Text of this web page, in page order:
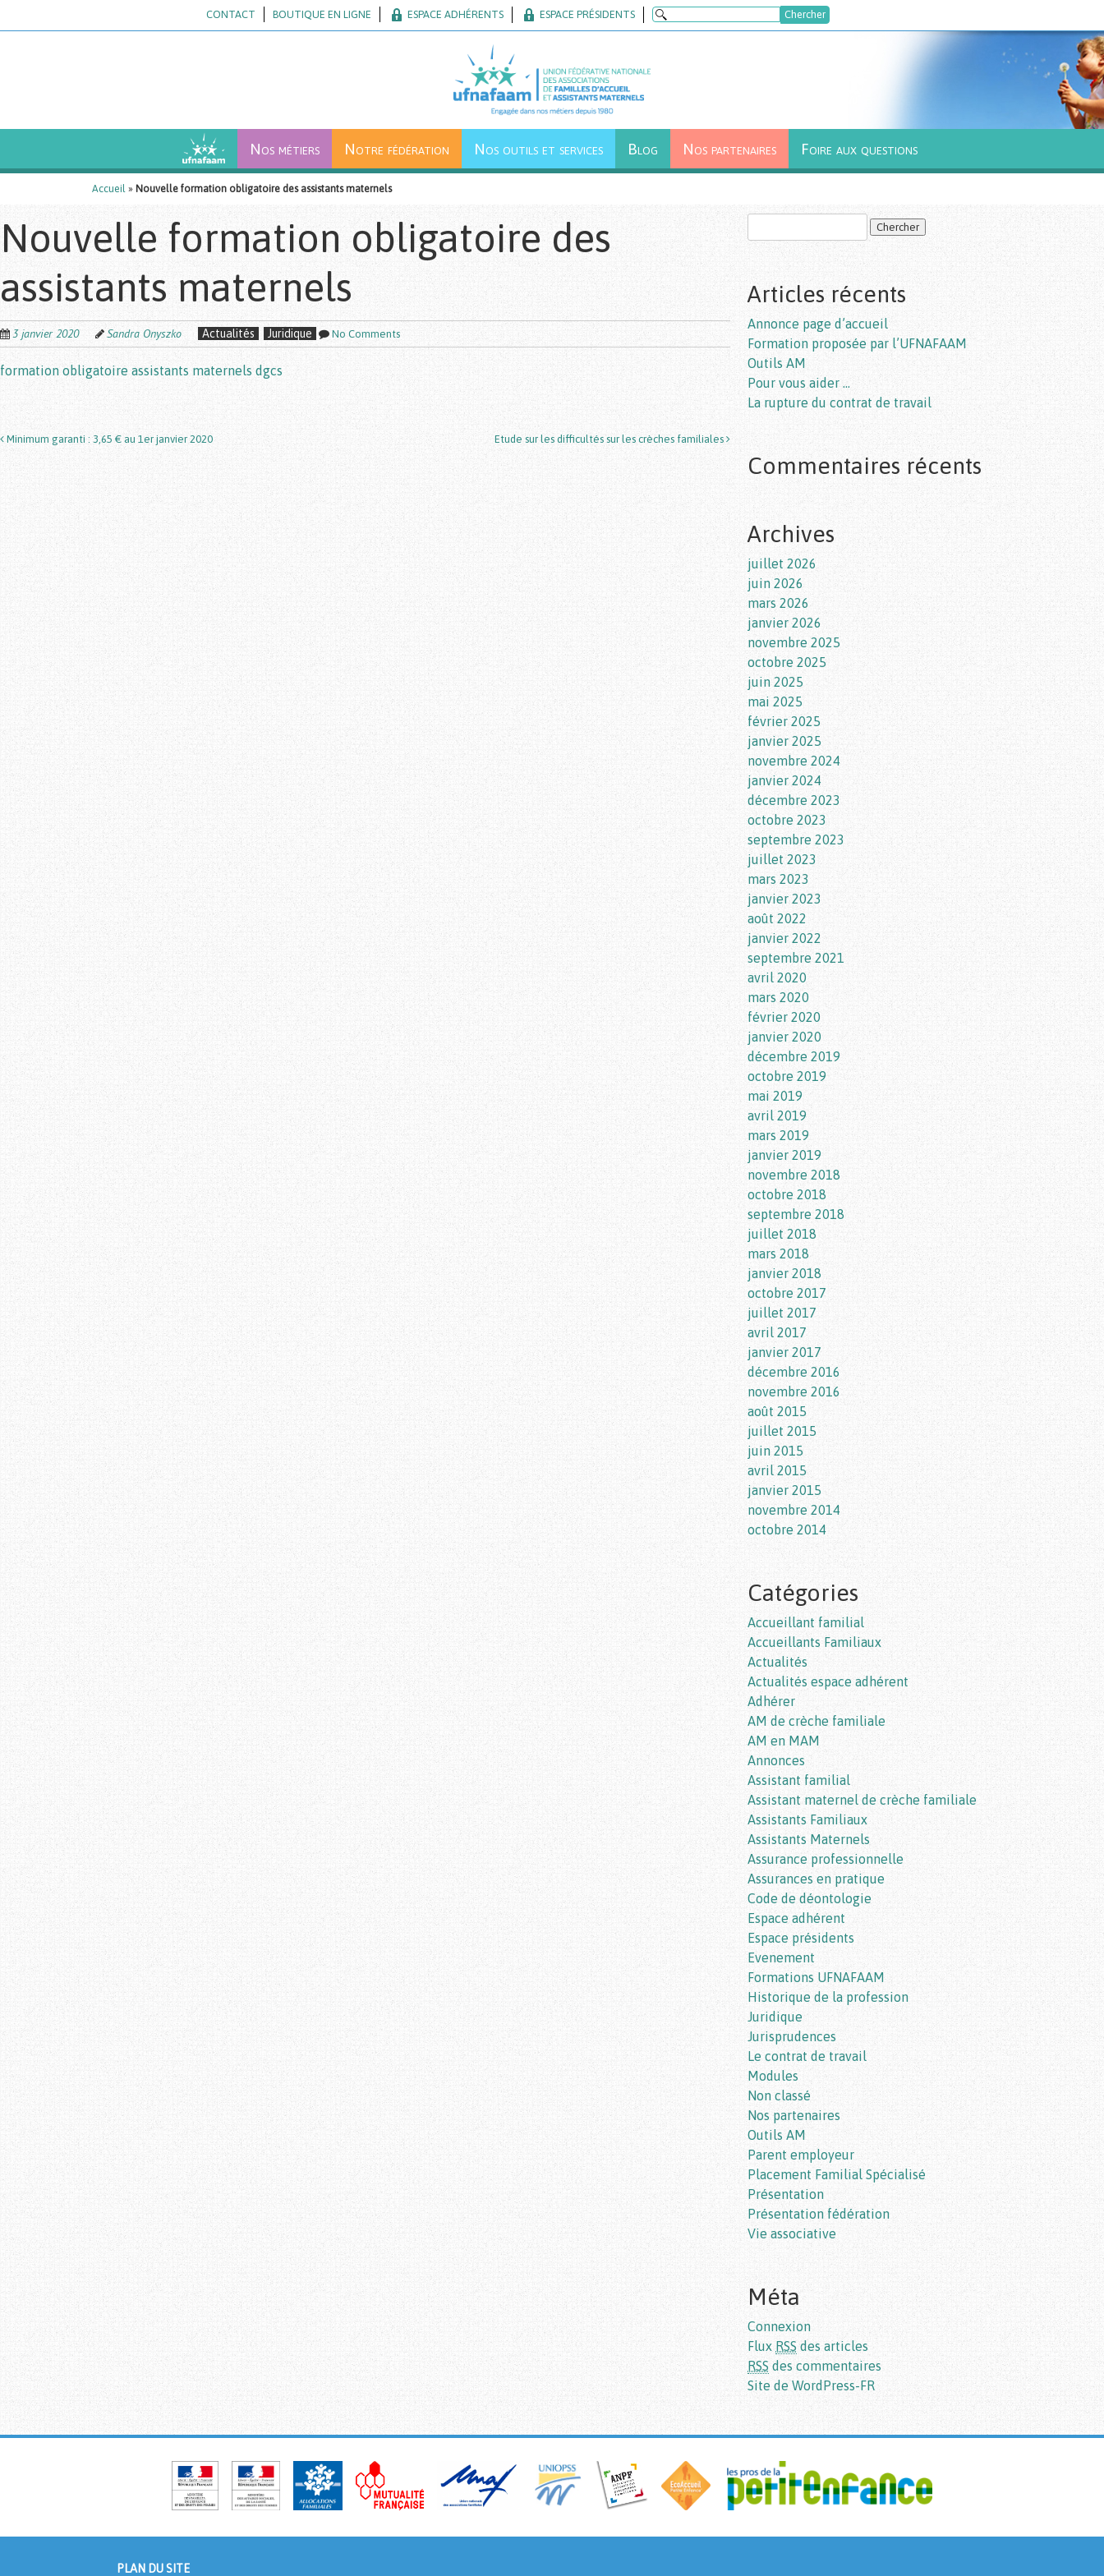
CONTACT BOUTIQUE EN LIGNE ESPACE ADHÉRENTS ESPACE PRÉSIDENTS
Nos métiers Notre fédération Nos outils et services Blog Nos partenaires Foire aux questions
Accueil » Nouvelle formation obligatoire des assistants maternels
Nouvelle formation obligatoire des
assistants maternels
3 janvier 2020 Sandra Onyszko Actualités Juridique No Comments
formation obligatoire assistants maternels dgcs
Post navigation
Minimum garanti : 3,65 € au 1er janvier 2020 Etude sur les difficultés sur les crèches familiales
Articles récents
Annonce page d’accueil
Formation proposée par l’UFNAFAAM
Outils AM
Pour vous aider …
La rupture du contrat de travail
Commentaires récents
Archives
juillet 2026
juin 2026
mars 2026
janvier 2026
novembre 2025
octobre 2025
juin 2025
mai 2025
février 2025
janvier 2025
novembre 2024
janvier 2024
décembre 2023
octobre 2023
septembre 2023
juillet 2023
mars 2023
janvier 2023
août 2022
janvier 2022
septembre 2021
avril 2020
mars 2020
février 2020
janvier 2020
décembre 2019
octobre 2019
mai 2019
avril 2019
mars 2019
janvier 2019
novembre 2018
octobre 2018
septembre 2018
juillet 2018
mars 2018
janvier 2018
octobre 2017
juillet 2017
avril 2017
janvier 2017
décembre 2016
novembre 2016
août 2015
juillet 2015
juin 2015
avril 2015
janvier 2015
novembre 2014
octobre 2014
Catégories
Accueillant familial
Accueillants Familiaux
Actualités
Actualités espace adhérent
Adhérer
AM de crèche familiale
AM en MAM
Annonces
Assistant familial
Assistant maternel de crèche familiale
Assistants Familiaux
Assistants Maternels
Assurance professionnelle
Assurances en pratique
Code de déontologie
Espace adhérent
Espace présidents
Evenement
Formations UFNAFAAM
Historique de la profession
Juridique
Jurisprudences
Le contrat de travail
Modules
Non classé
Nos partenaires
Outils AM
Parent employeur
Placement Familial Spécialisé
Présentation
Présentation fédération
Vie associative
Méta
Connexion
Flux RSSdes articles
RSS des commentaires
Site de WordPress-FR
PLAN DU SITE